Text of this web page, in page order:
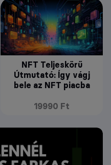
NFT Teljeskörű
Útmutató: Így vágj
bele az NFT piacba
19990 Ft